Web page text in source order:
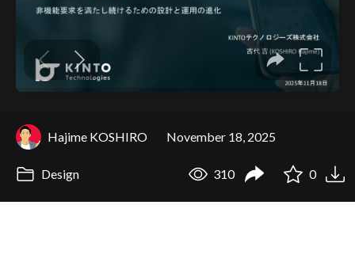
Hajime KOSHIRO November 18, 2025
Design 310 0